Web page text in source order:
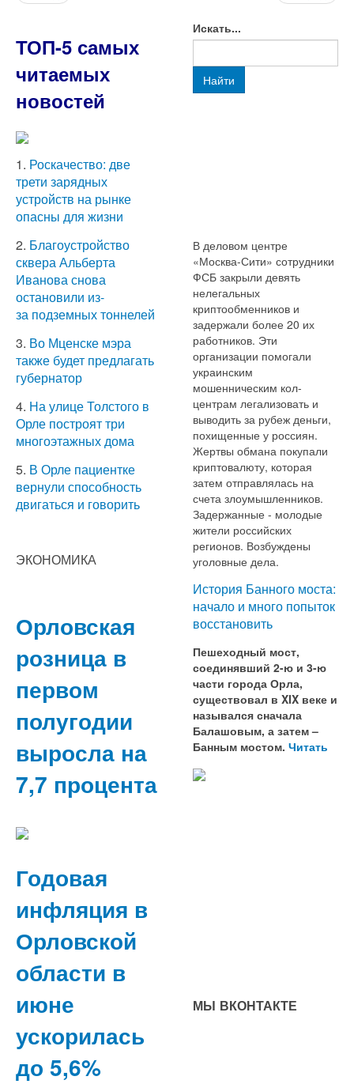
ТОП-5 самых
читаемых
новостей
1. Роскачество: две
трети зарядных
устройств на рынке
опасны для жизни
2. Благоустройство
сквера Альберта
Иванова снова
остановили из-
за подземных тоннелей
3. Во Мценске мэра
также будет предлагать
губернатор
4. На улице Толстого в
Орле построят три
многоэтажных дома
5. В Орле пациентке
вернули способность
двигаться и говорить
ЭКОНОМИКА
Орловская
розница в
первом
полугодии
выросла на
7,7 процента
Годовая
инфляция в
Орловской
области в
июне
ускорилась
до 5,6%
Искать...
Найти
В деловом центре
«Москва-Сити» сотрудники
ФСБ закрыли девять
нелегальных
криптообменников и
задержали более 20 их
работников. Эти
организации помогали
украинским
мошенническим кол-
центрам легализовать и
выводить за рубеж деньги,
похищенные у россиян.
Жертвы обмана покупали
криптовалюту, которая
затем отправлялась на
счета злоумышленников.
Задержанные - молодые
жители российских
регионов. Возбуждены
уголовные дела.
История Банного моста:
начало и много попыток
восстановить
Пешеходный мост,
соединявший 2-ю и 3-ю
части города Орла,
существовал в XIX веке и
назывался сначала
Балашовым, а затем –
Банным мостом. Читать
МЫ ВКОНТАКТЕ